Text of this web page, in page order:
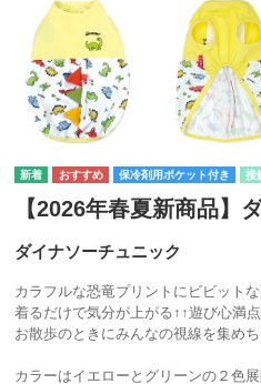
保冷剤用ポケット付き 接
【2026年春夏新商品】
ダイナソーチュニック
カラフルな恐竜プリントにビビット
着るだけで気分が上がる↑↑遊び心満
お散歩のときにみんなの視線を集め
カラーはイエローとグリーンの２色